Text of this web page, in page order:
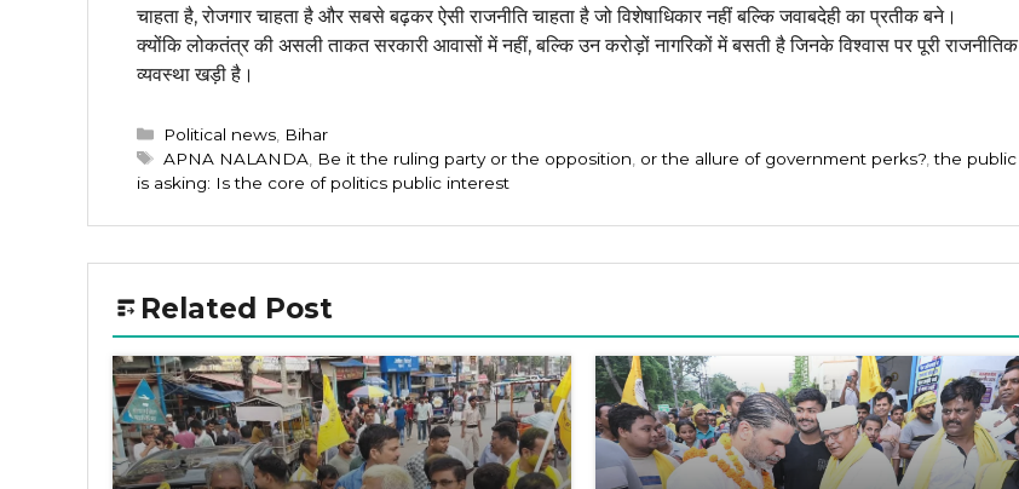
चाहता है, रोजगार चाहता है और सबसे बढ़कर ऐसी राजनीति चाहता है जो विशेषाधिकार नहीं बल्कि जवाबदेही का प्रतीक बने।
क्योंकि लोकतंत्र की असली ताकत सरकारी आवासों में नहीं, बल्कि उन करोड़ों नागरिकों में बसती है जिनके विश्वास पर पूरी राजनीतिक
व्यवस्था खड़ी है।
Categories
Political news, Bihar
Tags
APNA NALANDA Be it the ruling party or the opposition or the allure of government perks?,the public
is asking: Is the core of politics public interest
Related Post